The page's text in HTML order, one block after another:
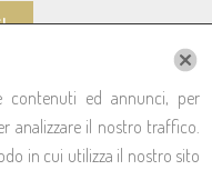
contenuti ed annunci, per
analizzare il nostro traffico.
in cui utilizza il nostro sito